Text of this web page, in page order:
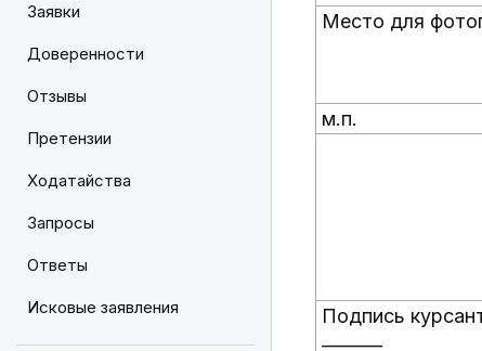
Заявки
Доверенности
Отзывы
Претензии
Ходатайства
Запросы
Ответы
Исковые заявления
Место для
м.п.
Подпись